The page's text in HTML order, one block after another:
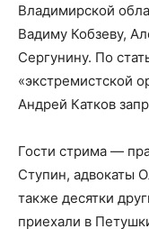
Владимирской
Вадиму Кобзеву,
Сергунину. По
«экстремистской
Андрей Катков
Гости стрима —
Ступин, адвокаты
также десятки
приехали в